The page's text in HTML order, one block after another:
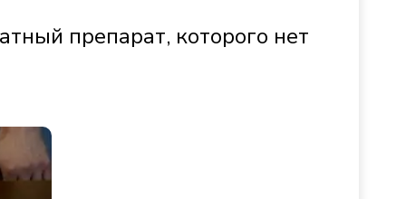
препарат, которого нет